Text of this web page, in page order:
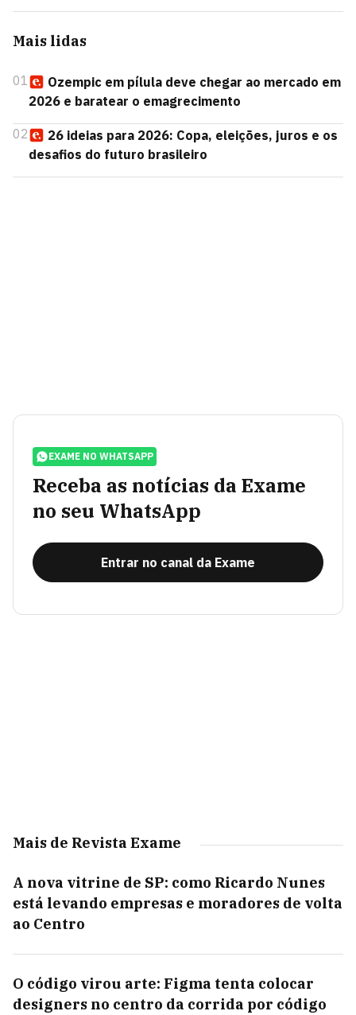
Mais lidas
01
Ozempic em pílula deve chegar ao mercado em
2026 e baratear o emagrecimento
02
26 ideias para 2026: Copa, eleições, juros e os
desafios do futuro brasileiro
EXAME NO WHATSAPP
Receba as notícias da Exame
no seu WhatsApp
Entrar no canal da Exame
Mais de Revista Exame
A nova vitrine de SP: como Ricardo Nunes
está levando empresas e moradores de volta
ao Centro
O código virou arte: Figma tenta colocar
designers no centro da corrida por código